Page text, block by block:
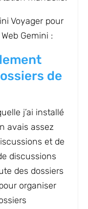
Voyager pour
Gemini :
de
j’ai installé
avais assez
et de
discussions
des dossiers
organiser